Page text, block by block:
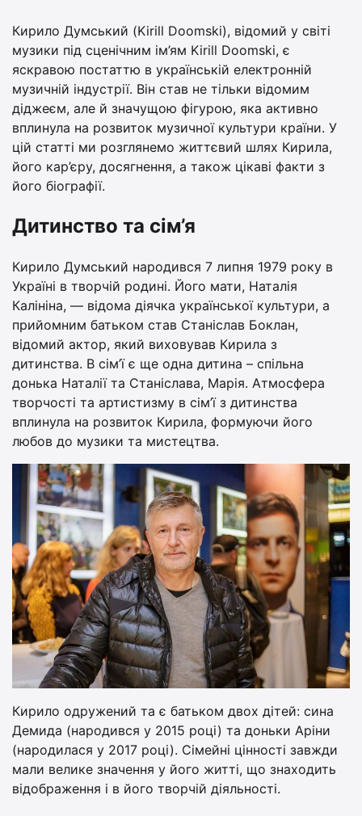
Кирило Думський (Kirill Doomski), відомий у світі
музики під сценічним ім’ям Kirill Doomski, є
яскравою постаттю в українській електронній
музичній індустрії. Він став не тільки відомим
діджеєм, але й значущою фігурою, яка активно
вплинула на розвиток музичної культури країни. У
цій статті ми розглянемо життєвий шлях Кирила,
його кар’єру, досягнення, а також цікаві факти з
його біографії.
Дитинство та сім’я
Кирило Думський народився 7 липня 1979 року в
Україні в творчій родині. Його мати, Наталія
Калініна, — відома діячка української культури, а
прийомним батьком став Станіслав Боклан,
відомий актор, який виховував Кирила з
дитинства. В сім’ї є ще одна дитина – спільна
донька Наталії та Станіслава, Марія. Атмосфера
творчості та артистизму в сім’ї з дитинства
вплинула на розвиток Кирила, формуючи його
любов до музики та мистецтва.
Кирило одружений та є батьком двох дітей: сина
Демида (народився у 2015 році) та доньки Аріни
(народилася у 2017 році). Сімейні цінності завжди
мали велике значення у його житті, що знаходить
відображення і в його творчій діяльності.